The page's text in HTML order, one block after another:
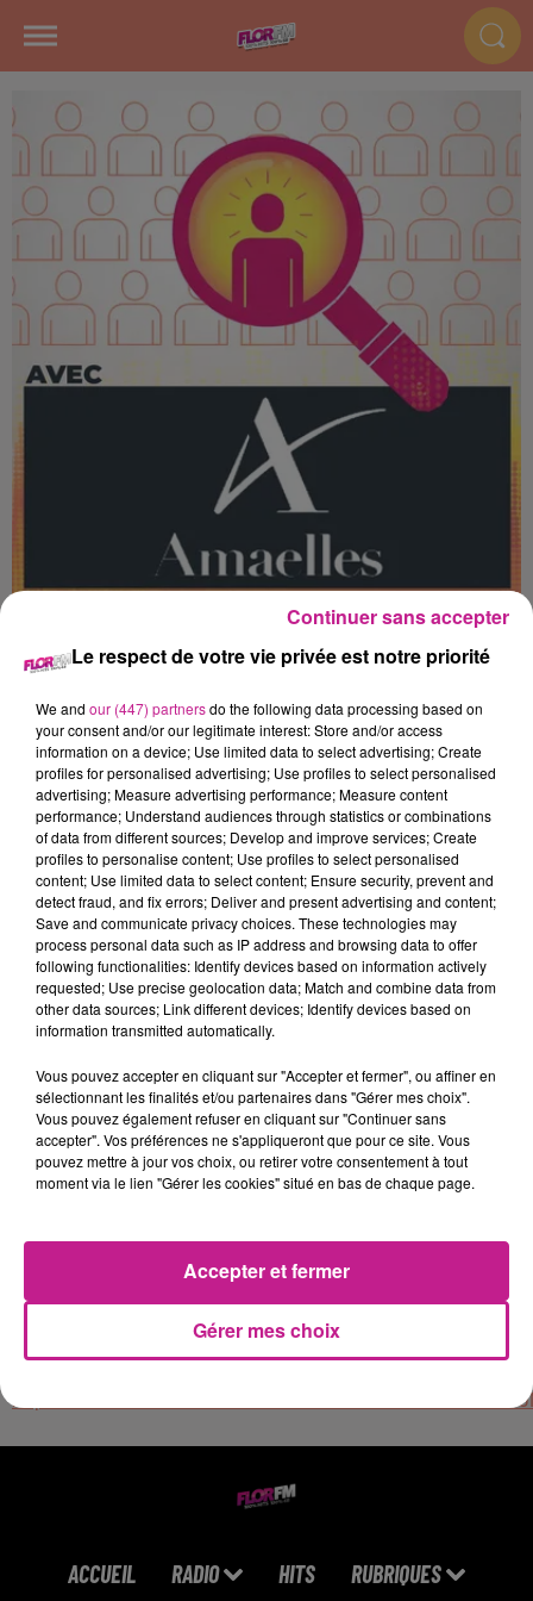
AGENT DE TRI (F/H)
Mulhouse
Quel aspect essentiel du métier d'Agent de tri (F/H) vous
inspire à postuler ?
Rejoignez notre client pour participer activement à la gestion
et au tri des encombrants dans divers environnements
urbains.
- Assurez l'enlèvement des encombrants des parties
communes des immeubles et des sites administratifs.
- Effectuez le tri des encombrants au dépôt et en déchetterie,
conformément aux processus en vigueur.
inutilisés tout en respectant les règles de sécurité.
Alors, voici ce que l'on vous propose :
- Contrat: Intérim
- Durée: 60/jours
Nous vous offrons la possibilité de bénéficier de Fast TT,
ainsi que d'autres avantages exclusifs, en rejoignant notre
équipe intérimaire.
https://candidat.francetravail.fr/offres/recherche/detail/
ACCUEIL RADIO HITS RUBRIQUES
Le respect de votre vie privée est notre priorité
We and our (447) partnersdo the following data processing based on
your consent and/or our legitimate interest: Store and/or access
information on a device; Use limited data to select advertising; Create
profiles for personalised advertising; Use profiles to select personalised
advertising; Measure advertising performance; Measure content
performance; Understand audiences through statistics or combinations
of data from different sources; Develop and improve services; Create
profiles to personalise content; Use profiles to select personalised
content; Use limited data to select content; Ensure security, prevent and
detect fraud, and fix errors; Deliver and present advertising and content;
Save and communicate privacy choices. These technologies may
process personal data such as IP address and browsing data to offer
following functionalities: Identify devices based on information actively
requested; Use precise geolocation data; Match and combine data from
other data sources; Link different devices; Identify devices based on
information transmitted automatically.
Vous pouvez accepter en cliquant sur "Accepter et fermer", ou affiner en
sélectionnant les finalités et/ou partenaires dans "Gérer mes choix".
Vous pouvez également refuser en cliquant sur "Continuer sans
accepter". Vos préférences ne s'appliqueront que pour ce site. Vous
pouvez mettre à jour vos choix, ou retirer votre consentement à tout
moment via le lien "Gérer les cookies" situé en bas de chaque page.
Gérer mes choix
Accepter et fermer
Continuer sans accepter